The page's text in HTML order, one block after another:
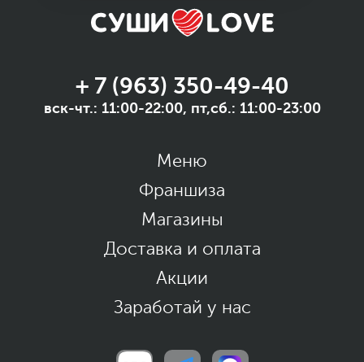
+ 7 (963) 350-49-40
вск-чт.: 11:00-22:00, пт,сб.: 11:00-23:00
Меню
Франшиза
Магазины
Доставка и оплата
Акции
Заработай у нас